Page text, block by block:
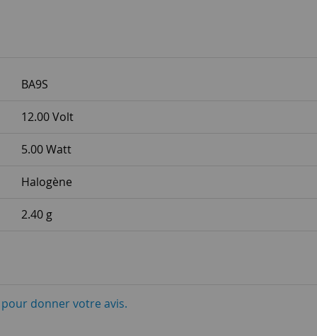
BA9S
12.00 Volt
5.00 Watt
Halogène
2.40 g
pour donner votre avis.